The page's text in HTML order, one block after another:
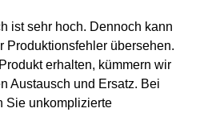
ist sehr hoch. Dennoch kann
Produktionsfehler übersehen.
erhalten, kümmern wir
Austausch und Ersatz. Bei
Sie unkomplizierte